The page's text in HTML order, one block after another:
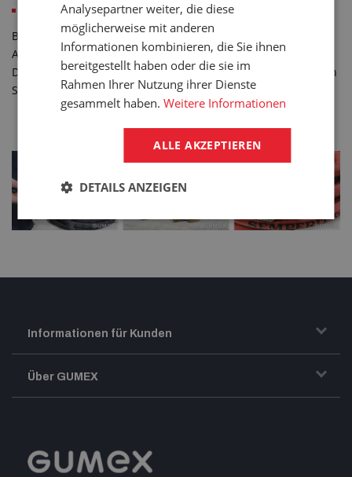
Sicherheitsfaktor: Dampf 10 : 1; Wasser 3,15 : 1
Bei uns in GUMEX werden wir für Sie die Endarmaturen auf
Anfrage gerne fachgerecht montieren.
Damit haften wir für die Durchführung der vorgeschriebenen
Sicherheitsvorgehensweise.
Informationen für Kunden
Transport und Warenversand
Reklamation
Über GUMEX
GUMEX stellt sich vor
Analysepartner weiter, die diese
möglicherweise mit anderen
Informationen kombinieren, die Sie ihnen
bereitgestellt haben oder die sie im
Rahmen Ihrer Nutzung ihrer Dienste
gesammelt haben.Weitere Informationen
ALLE AKZEPTIEREN
DETAILS ANZEIGEN